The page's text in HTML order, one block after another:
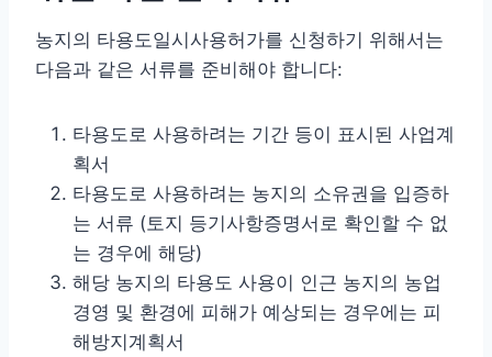
농지의 타용도일시사용허가를 신청하기 위해서는
다음과 같은 서류를 준비해야 합니다:
타용도로 사용하려는 기간 등이 표시된 사업계
획서
타용도로 사용하려는 농지의 소유권을 입증하
는 서류 (토지 등기사항증명서로 확인할 수 없
는 경우에 해당)
해당 농지의 타용도 사용이 인근 농지의 농업
경영 및 환경에 피해가 예상되는 경우에는 피
해방지계획서